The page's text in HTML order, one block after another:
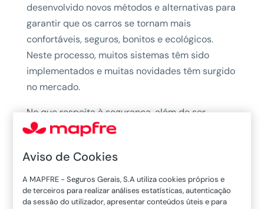
desenvolvido novos métodos e alternativas para
garantir que os carros se tornam mais
confortáveis, seguros, bonitos e ecológicos.
Neste processo, muitos sistemas têm sido
implementados e muitas novidades têm surgido
no mercado.
No que respeita à segurança, além de ser
importante investir num bom seguro automóvel,
importante conhecer alguns dos sistemas
integrados nos veículos, as suas caraterísticas e
a sua importância efetiva para que tanto o carro
Aviso de Cookies
A MAPFRE - Seguros Gerais, S.A utiliza cookies próprios e
de terceiros para realizar análises estatísticas, autenticação
da sessão do utilizador, apresentar conteúdos úteis e para